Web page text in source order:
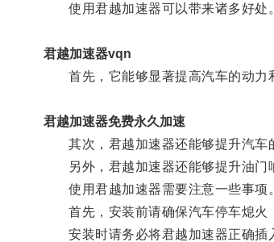
使用君越加速器可以带来诸多好处。
君越加速器vqn
首先，它能够显著提高汽车的动力
君越加速器免费永久加速
其次，君越加速器还能够提升汽车
另外，君越加速器还能够提升油门
使用君越加速器需要注意一些事项。
首先，安装前请确保汽车停车熄火
安装时请务必将君越加速器正确插